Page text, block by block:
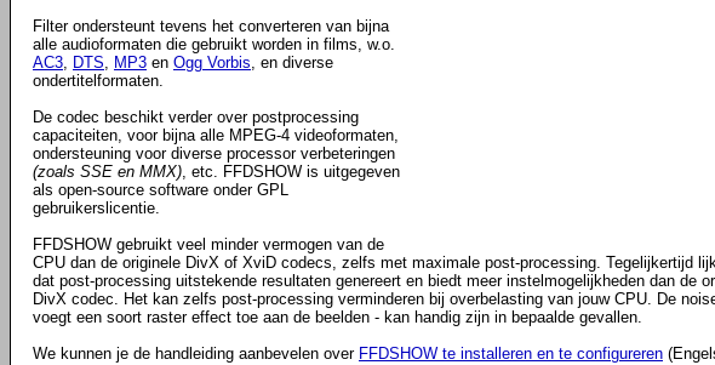
Filter ondersteunt tevens het converteren van bijna
alle audioformaten die gebruikt worden in films, w.o.
AC3, DTS, MP3 en Ogg Vorbis, en diverse
ondertitelformaten.
De codec beschikt verder over postprocessing
capaciteiten, voor bijna alle MPEG-4 videoformaten,
ondersteuning voor diverse processor verbeteringen
(zoals SSE en MMX), etc. FFDSHOW is uitgegeven
als open-source software onder GPL
gebruikerslicentie.
FFDSHOW gebruikt veel minder vermogen van de
CPU dan de originele DivX of XviD codecs, zelfs met maximale post-processing. Tegelijkertijd
dat post-processing uitstekende resultaten genereert en biedt meer instelmogelijkheden dan de
DivX codec. Het kan zelfs post-processing verminderen bij overbelasting van jouw CPU. De
voegt een soort raster effect toe aan de beelden - kan handig zijn in bepaalde gevallen.
We kunnen je de handleiding aanbevelen over FFDSHOW te installeren en te configureren